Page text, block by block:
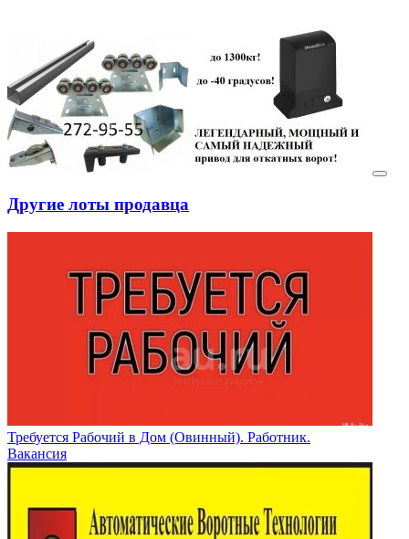
Другие лоты продавца
Требуется Рабочий в Дом (Овинный). Работник.
Вакансия